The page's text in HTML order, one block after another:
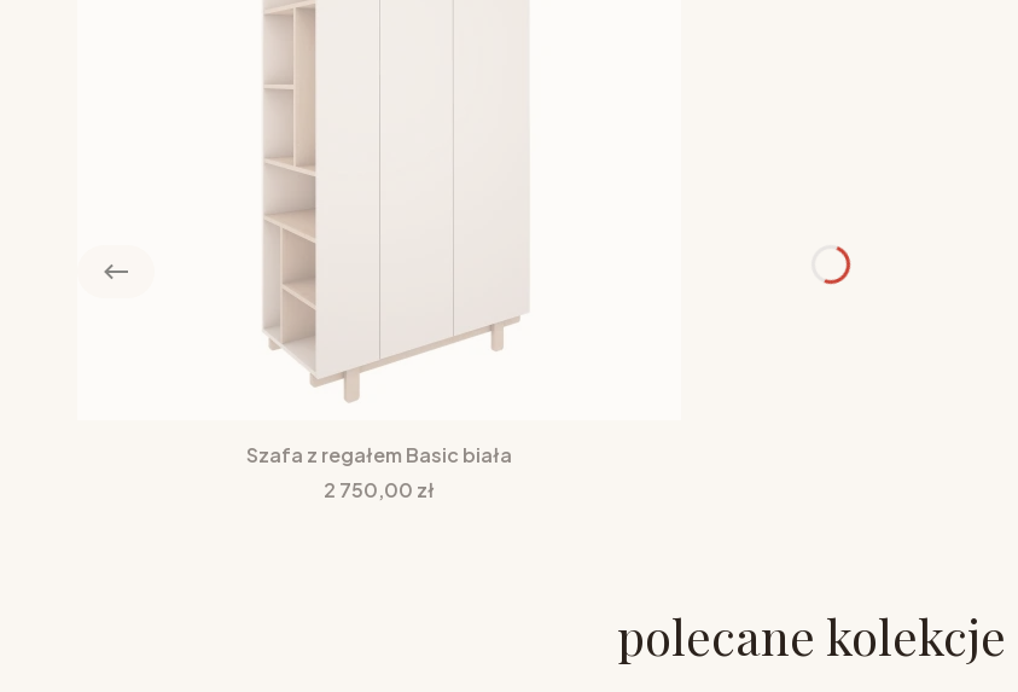
Szafa z regałem Basic biała
Cena
2 750,00 zł
polecane kolekcje